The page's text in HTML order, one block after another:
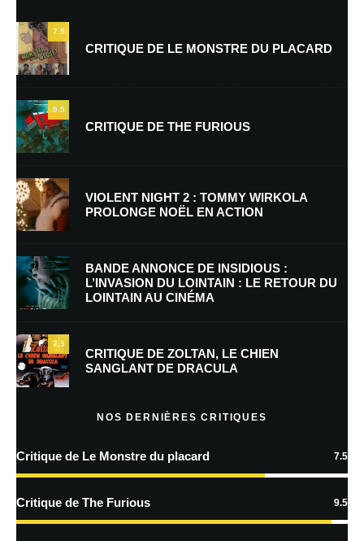
Nom*
E-mail
Enregistrer mon nom, mon e-mail et mon site dans le navigateur pour
mon prochain commentaire.
Prévenez-moi de tous les nouveaux commentaires par e-mail.
Prévenez-moi de tous les nouveaux articles par e-mail.
En savoir
traitées
7.5
CRITIQUE DE LE MONSTRE DU PLACARD
9.5
CRITIQUE DE THE FURIOUS
VIOLENT NIGHT 2 : TOMMY WIRKOLA
PROLONGE NOËL EN ACTION
BANDE ANNONCE DE INSIDIOUS :
L’INVASION DU LOINTAIN : LE RETOUR DU
LOINTAIN AU CINÉMA
7.5
CRITIQUE DE ZOLTAN, LE CHIEN
SANGLANT DE DRACULA
NOS DERNIÈRES CRITIQUES
Critique de Le Monstre du placard 7.5
Critique de The Furious 9.5